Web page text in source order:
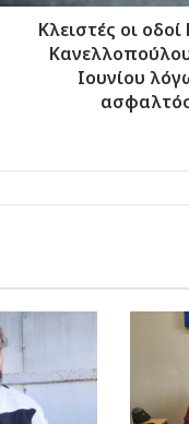
Κλειστές οι οδοί
Ιουνίου